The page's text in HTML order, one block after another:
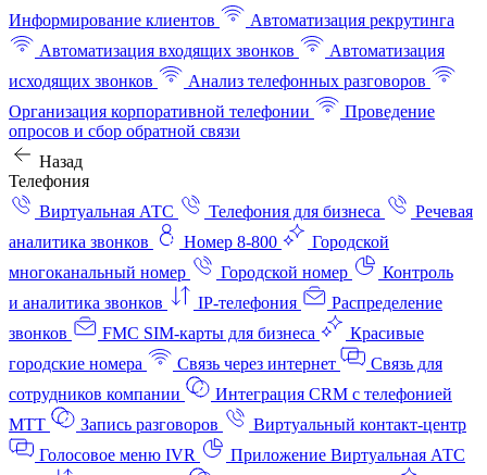
Информирование клиентов
Автоматизация рекрутинга
Автоматизация входящих звонков
Автоматизация
исходящих звонков
Анализ телефонных разговоров
Организация корпоративной телефонии
Проведение
опросов и сбор обратной связи
Назад
Телефония
Виртуальная АТС
Телефония для бизнеса
Речевая
аналитика звонков
Номер 8-800
Городской
многоканальный номер
Городской номер
Контроль
и аналитика звонков
IP-телефония
Распределение
звонков
FMC SIM-карты для бизнеса
Красивые
городские номера
Связь через интернет
Связь для
сотрудников компании
Интеграция CRM с телефонией
МТТ
Запись разговоров
Виртуальный контакт‑центр
Голосовое меню IVR
Приложение Виртуальная АТС